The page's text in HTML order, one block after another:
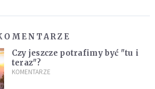
Czy jeszcze potrafimy być "tu i
teraz"?
KOMENTARZE